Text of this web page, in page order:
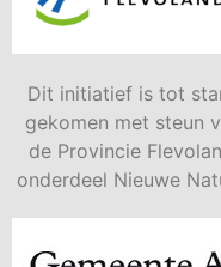
Dit initiatief is tot
gekomen met steun
de Provincie
onderdeel Nieuwe